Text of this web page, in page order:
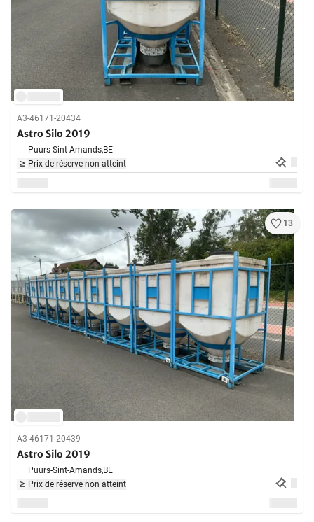
A3-46171-20434
Astro Silo 2019
Puurs-Sint-Amands,BE
Prix de réserve non atteint
13
A3-46171-20439
Astro Silo 2019
Puurs-Sint-Amands,BE
Prix de réserve non atteint